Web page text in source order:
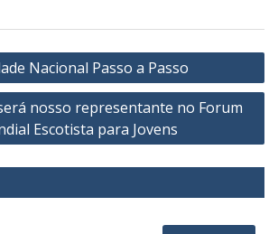
Nacional Passo a Passo
nosso representante no Forum
Escotista para Jovens